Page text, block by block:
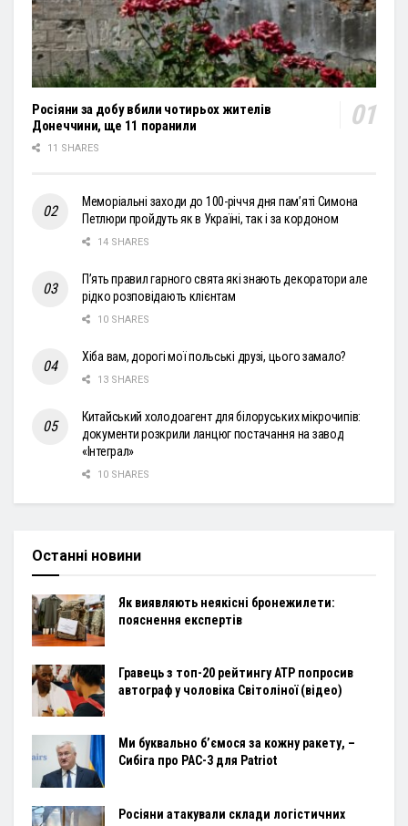
Росіяни за добу вбили чотирьох жителів
Донеччини, ще 11 поранили
11 SHARES
Меморіальні заходи до 100-річчя дня пам’яті Симона
Петлюри пройдуть як в Україні, так і за кордоном
14 SHARES
П’ять правил гарного свята які знають декоратори але
рідко розповідають клієнтам
10 SHARES
Хіба вам, дорогі мої польські друзі, цього замало?
13 SHARES
Китайський холодоагент для білоруських мікрочипів:
документи розкрили ланцюг постачання на завод
«Інтеграл»
10 SHARES
Останні новини
Як виявляють неякісні бронежилети:
пояснення експертів
Гравець з топ-20 рейтингу ATP попросив
автограф у чоловіка Світоліної (відео)
Ми буквально б’ємося за кожну ракету, –
Сибіга про PAC-3 для Patriot
Росіяни атакували склади логістичних